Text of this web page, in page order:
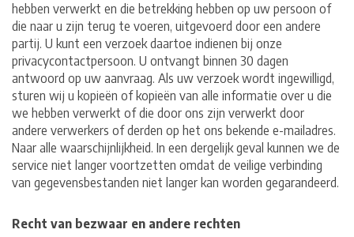
hebben verwerkt en die betrekking hebben op uw persoon of
die naar u zijn terug te voeren, uitgevoerd door een andere
partij. U kunt een verzoek daartoe indienen bij onze
privacycontactpersoon. U ontvangt binnen 30 dagen
antwoord op uw aanvraag. Als uw verzoek wordt ingewilligd,
sturen wij u kopieën of kopieën van alle informatie over u die
we hebben verwerkt of die door ons zijn verwerkt door
andere verwerkers of derden op het ons bekende e-mailadres.
Naar alle waarschijnlijkheid. In een dergelijk geval kunnen we de
service niet langer voortzetten omdat de veilige verbinding
van gegevensbestanden niet langer kan worden gegarandeerd.
Recht van bezwaar en andere rechten